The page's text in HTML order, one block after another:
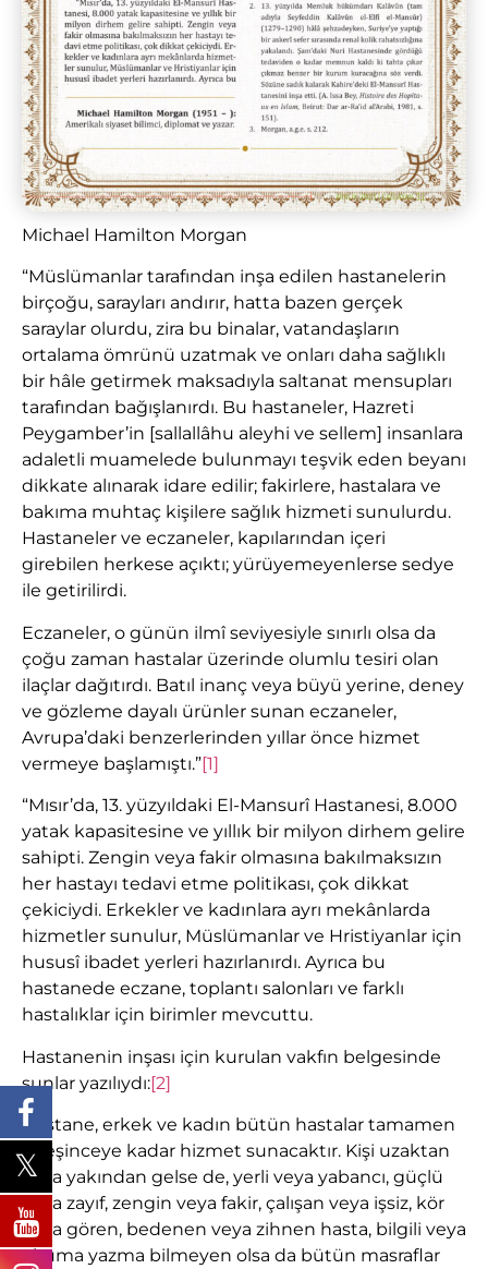
Michael Hamilton Morgan
“Müslümanlar tarafından inşa edilen hastanelerin
birçoğu, sarayları andırır, hatta bazen gerçek
saraylar olurdu, zira bu binalar, vatandaşların
ortalama ömrünü uzatmak ve onları daha sağlıklı
bir hâle getirmek maksadıyla saltanat mensupları
tarafından bağışlanırdı. Bu hastaneler, Hazreti
Peygamber’in [sallallâhu aleyhi ve sellem] insanlara
adaletli muamelede bulunmayı teşvik eden beyanı
dikkate alınarak idare edilir; fakirlere, hastalara ve
bakıma muhtaç kişilere sağlık hizmeti sunulurdu.
Hastaneler ve eczaneler, kapılarından içeri
girebilen herkese açıktı; yürüyemeyenlerse sedye
ile getirilirdi.
Eczaneler, o günün ilmî seviyesiyle sınırlı olsa da
çoğu zaman hastalar üzerinde olumlu tesiri olan
ilaçlar dağıtırdı. Batıl inanç veya büyü yerine, deney
ve gözleme dayalı ürünler sunan eczaneler,
Avrupa’daki benzerlerinden yıllar önce hizmet
vermeye başlamıştı.”[1]
“Mısır’da, 13. yüzyıldaki El-Mansurî Hastanesi, 8.000
yatak kapasitesine ve yıllık bir milyon dirhem gelire
sahipti. Zengin veya fakir olmasına bakılmaksızın
her hastayı tedavi etme politikası, çok dikkat
çekiciydi. Erkekler ve kadınlara ayrı mekânlarda
hizmetler sunulur, Müslümanlar ve Hristiyanlar için
hususî ibadet yerleri hazırlanırdı. Ayrıca bu
hastanede eczane, toplantı salonları ve farklı
hastalıklar için birimler mevcuttu.
Hastanenin inşası için kurulan vakfın belgesinde
şunlar yazılıydı:[2]
Hastane, erkek ve kadın bütün hastalar tamamen
iyileşinceye kadar hizmet sunacaktır. Kişi uzaktan
veya yakından gelse de, yerli veya yabancı, güçlü
veya zayıf, zengin veya fakir, çalışan veya işsiz, kör
veya gören, bedenen veya zihnen hasta, bilgili veya
okuma yazma bilmeyen olsa da bütün masraflar